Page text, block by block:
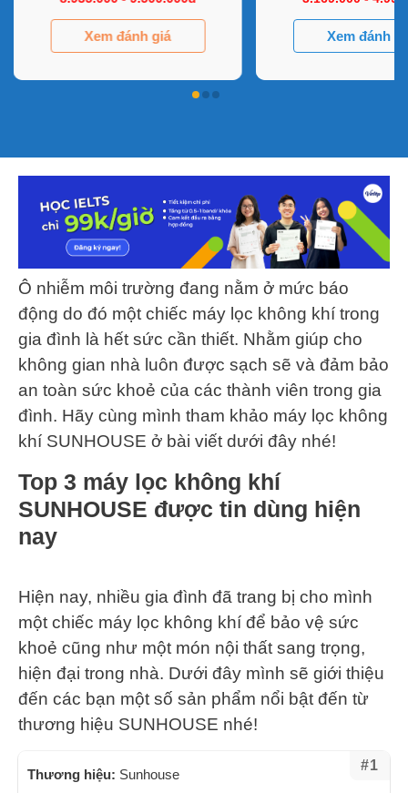
Xem đánh giá Xem đánh
Ô nhiễm môi trường đang nằm ở mức báo
động do đó một chiếc máy lọc không khí trong
gia đình là hết sức cần thiết. Nhằm giúp cho
không gian nhà luôn được sạch sẽ và đảm bảo
an toàn sức khoẻ của các thành viên trong gia
đình. Hãy cùng mình tham khảo máy lọc không
khí SUNHOUSE ở bài viết dưới đây nhé!
Top 3 máy lọc không khí
SUNHOUSE được tin dùng hiện
nay
Hiện nay, nhiều gia đình đã trang bị cho mình
một chiếc máy lọc không khí để bảo vệ sức
khoẻ cũng như một món nội thất sang trọng,
hiện đại trong nhà. Dưới đây mình sẽ giới thiệu
đến các bạn một số sản phẩm nổi bật đến từ
thương hiệu SUNHOUSE nhé!
#1
Thương hiệu: Sunhouse